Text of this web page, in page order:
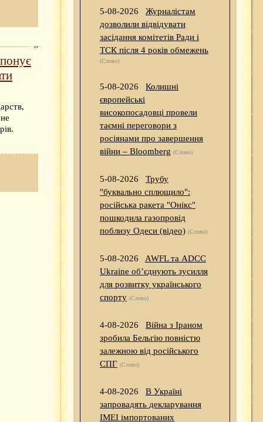
5-08-2026
Журналістам
дозволили відвідувати
засідання комітетів Ради і
ТСК після 4 років обмежень
(Слово)
5-08-2026
Колишні
європейські
високопосадовці провели
таємні переговори з
росіянами про завершення
війни – Bloomberg (Слово)
5-08-2026
Трубу
"буквально сплющило":
російська ракета "Онікс"
пошкодила газопровід
поблизу Одеси (відео) (Слово)
5-08-2026
AWFL та ADCC
Ukraine об’єднують зусилля
для розвитку українського
спорту (Слово)
4-08-2026
Війна з Іраном
зробила Бельгію повністю
залежною від російського
СПГ (Слово)
4-08-2026
В Україні
запровадять декларування
IMEI імпортованих